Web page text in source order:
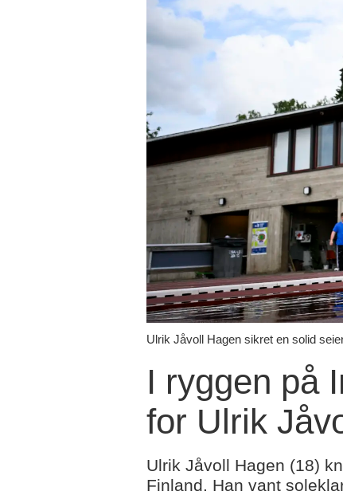
Ulrik Jåvoll Hagen sikret en solid
I ryggen på
for Ulrik
Ulrik Jåvoll Hagen (18)
Finland. Han vant